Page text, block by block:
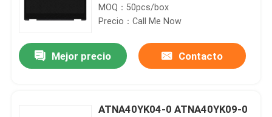
001
MOQ：50pcs/box
Precio：Call Me Now
Mejor precio Contacto
ATNA40YK04-0 ATNA40YK09-0